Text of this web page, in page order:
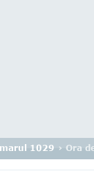
1029 › Ora